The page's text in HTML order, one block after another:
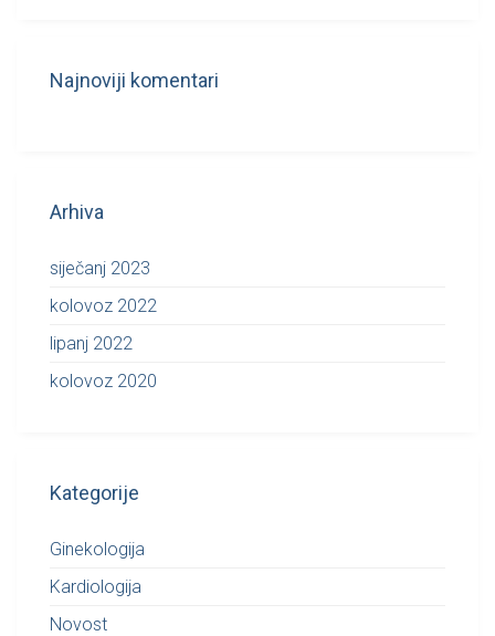
Najnoviji komentari
Arhiva
siječanj 2023
kolovoz 2022
lipanj 2022
kolovoz 2020
Kategorije
Ginekologija
Kardiologija
Novost